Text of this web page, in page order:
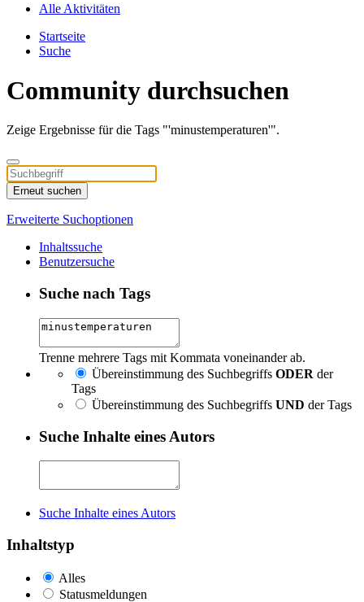
Alle Aktivitäten
Startseite
Suche
Community durchsuchen
Zeige Ergebnisse für die Tags "'minustemperaturen'".
Erneut suchen
Erweiterte Suchoptionen
Inhaltssuche
Benutzersuche
Suche nach Tags
Trenne mehrere Tags mit Kommata voneinander ab.
Übereinstimmung des Suchbegriffs ODER der
Tags
Übereinstimmung des Suchbegriffs UND der Tags
Suche Inhalte eines Autors
Suche Inhalte eines Autors
Inhaltstyp
Alles
Statusmeldungen